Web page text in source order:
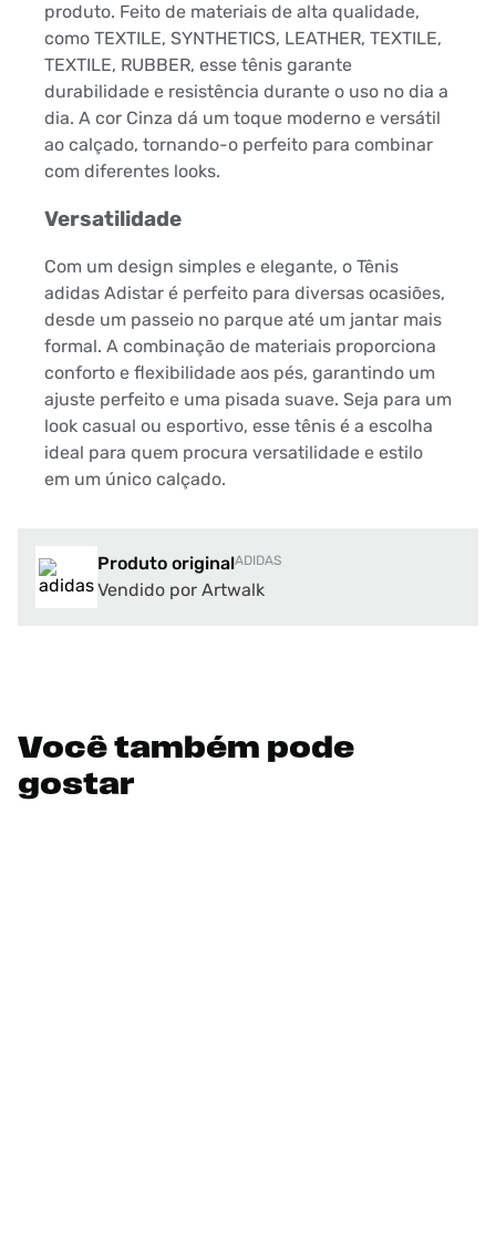
produto. Feito de materiais de alta qualidade,
como TEXTILE, SYNTHETICS, LEATHER, TEXTILE,
TEXTILE, RUBBER, esse tênis garante
durabilidade e resistência durante o uso no dia a
dia. A cor Cinza dá um toque moderno e versátil
ao calçado, tornando-o perfeito para combinar
com diferentes looks.
Versatilidade
Com um design simples e elegante, o Tênis
adidas Adistar é perfeito para diversas ocasiões,
desde um passeio no parque até um jantar mais
formal. A combinação de materiais proporciona
conforto e flexibilidade aos pés, garantindo um
ajuste perfeito e uma pisada suave. Seja para um
look casual ou esportivo, esse tênis é a escolha
ideal para quem procura versatilidade e estilo
em um único calçado.
Produto originalADIDAS
Vendido por Artwalk
Você também pode
gostar